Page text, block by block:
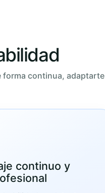
continua,
continuo y